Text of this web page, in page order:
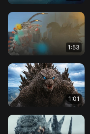
1:53
1:01